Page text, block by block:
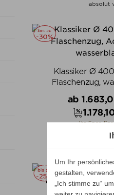
absolut
bis zu
-30%
Klassiker Ø
Flaschenzug,
ab
Preis
Ihr Spar-
bis zu
-25%
Um Ihr
gestalten,
„Ich stimme zu“